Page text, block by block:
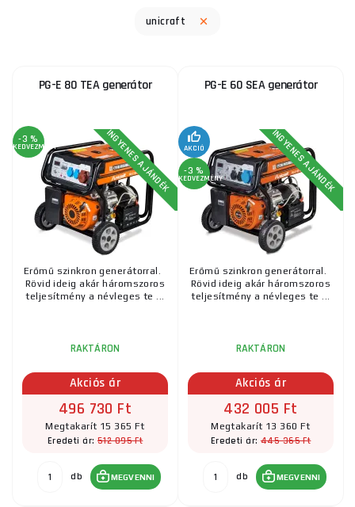
unicraft
PG-E 80 TEA generátor
-3 %
KEDVEZMÉNY INGYENES AJÁNDÉK
Erőmű szinkron generátorral.
Rövid ideig akár háromszoros
teljesítmény a névleges te ...
RAKTÁRON
Akciós ár
496 730 Ft
Megtakarít 15 365 Ft
Eredeti ár: 512 095 Ft
db MEGVENNI
PG-E 60 SEA generátor
AKCIÓ
-3 %
KEDVEZMÉNY INGYENES AJÁNDÉK
Erőmű szinkron generátorral.
Rövid ideig akár háromszoros
teljesítmény a névleges te ...
RAKTÁRON
Akciós ár
432 005 Ft
Megtakarít 13 360 Ft
Eredeti ár: 445 365 Ft
db MEGVENNI